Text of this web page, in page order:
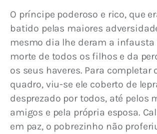
O príncipe poderoso e rico, que
batido pelas maiores
mesmo dia lhe deram a
morte de todos os filhos e da
os seus haveres. Para completar
quadro, viu-se ele coberto de
desprezado por todos, até pelos
amigos e pela própria esposa.
em paz, o pobrezinho não